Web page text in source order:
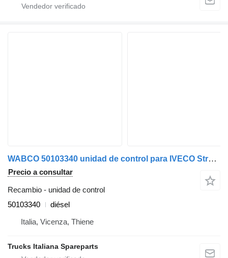
WABCO 50103340 unidad de control para IVECO Stralis 2007>2013 camión
Precio a consultar
Recambio - unidad de control
50103340
diésel
Italia, Vicenza, Thiene
Trucks Italiana Spareparts